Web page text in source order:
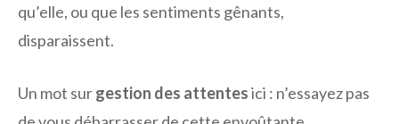
qu’elle, ou que les sentiments gênants,
disparaissent.
Un mot surgestion des attentesici : n’essayez pas